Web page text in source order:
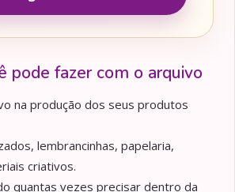
pode fazer com o arquivo
na produção dos seus produtos
lembrancinhas, papelaria,
criativos.
quantas vezes precisar dentro da